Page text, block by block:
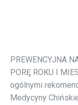
PREWENCYJNA
PORĘ ROKU I
ogólnymi
Medycyny